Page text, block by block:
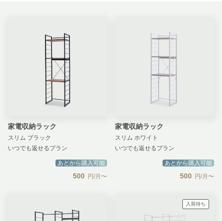
家電収納ラック
スリム ブラック
いつでも返せるプラン
あとから購入可能
500 円/月〜
家電収納ラック
スリム ホワイト
いつでも返せるプラン
あとから購入可能
500 円/月〜
入荷待ち